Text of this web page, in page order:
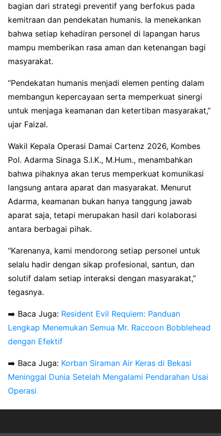
bagian dari strategi preventif yang berfokus pada
kemitraan dan pendekatan humanis. Ia menekankan
bahwa setiap kehadiran personel di lapangan harus
mampu memberikan rasa aman dan ketenangan bagi
masyarakat.
“Pendekatan humanis menjadi elemen penting dalam
membangun kepercayaan serta memperkuat sinergi
untuk menjaga keamanan dan ketertiban masyarakat,”
ujar Faizal.
Wakil Kepala Operasi Damai Cartenz 2026, Kombes
Pol. Adarma Sinaga S.I.K., M.Hum., menambahkan
bahwa pihaknya akan terus memperkuat komunikasi
langsung antara aparat dan masyarakat. Menurut
Adarma, keamanan bukan hanya tanggung jawab
aparat saja, tetapi merupakan hasil dari kolaborasi
antara berbagai pihak.
“Karenanya, kami mendorong setiap personel untuk
selalu hadir dengan sikap profesional, santun, dan
solutif dalam setiap interaksi dengan masyarakat,”
tegasnya.
➡️ Baca Juga: Resident Evil Requiem: Panduan
Lengkap Menemukan Semua Mr. Raccoon Bobblehead
dengan Efektif
➡️ Baca Juga: Korban Siraman Air Keras di Bekasi
Meninggal Dunia Setelah Mengalami Pendarahan Usai
Operasi